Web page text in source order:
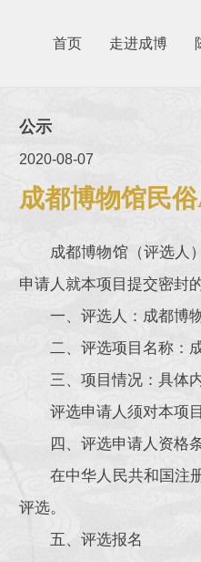
首页 走进成博
公示
2020-08-07
成都博物馆民
成都博物馆（评选人
申请人就本项目提交密封
一、评选人：成都博物
二、评选项目名称：
三、项目情况：具体
评选申请人须对本项
四、评选申请人资格
在中华人民共和国注
评选。
五、评选报名